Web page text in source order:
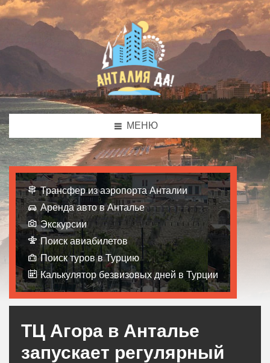
МЕНЮ
Трансфер из аэропорта Анталии
Аренда авто в Анталье
Экскурсии
Поиск авиабилетов
Поиск туров в Турцию
Калькулятор безвизовых дней в Турции
ТЦ Агора в Анталье
запускает регулярный